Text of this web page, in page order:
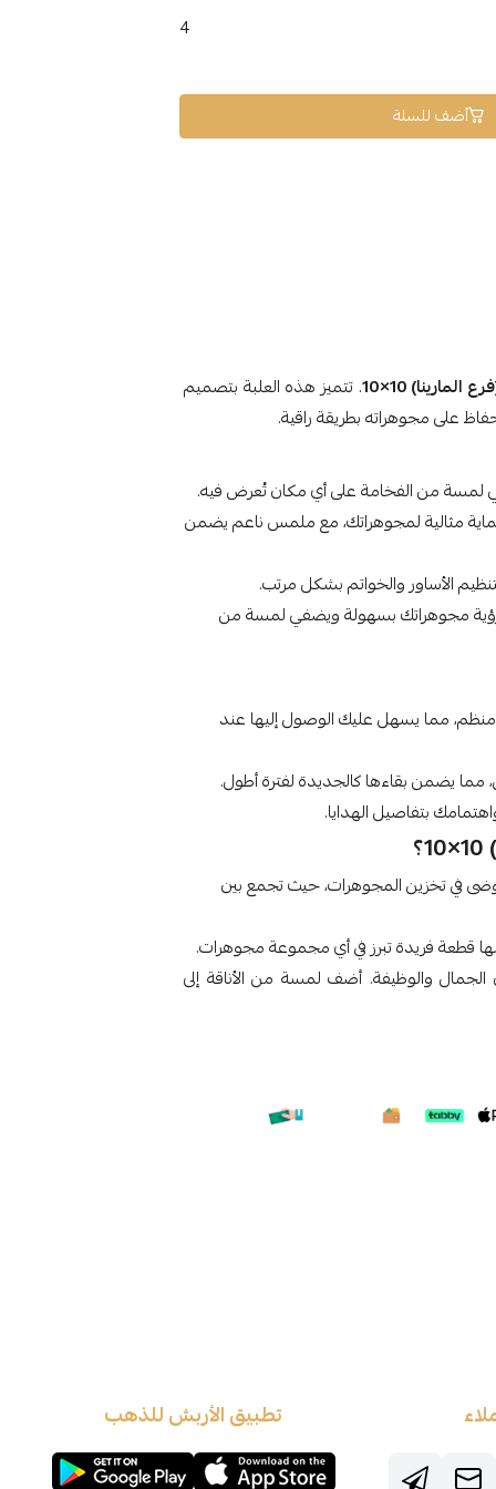
4
أضف للسلة
10×10
. تتميز هذه العلبة بتصميم
على مجوهراته بطريقة راقية.
لمسة من الفخامة على أي مكان تُعرض فيه.
مثالية لمجوهراتك، مع ملمس ناعم يضمن
مجوهراتك بسهولة ويضفي لمسة من
مما يسهل عليك الوصول إليها عند
يضمن بقاءها كالجديدة لفترة أطول.
بتفاصيل الهدايا.
في تخزين المجوهرات، حيث تجمع بين
قطعة فريدة تبرز في أي مجموعة مجوهرات.
الجمال والوظيفة. أضف لمسة من الأناقة إلى
تطبيق الأربش للذهب